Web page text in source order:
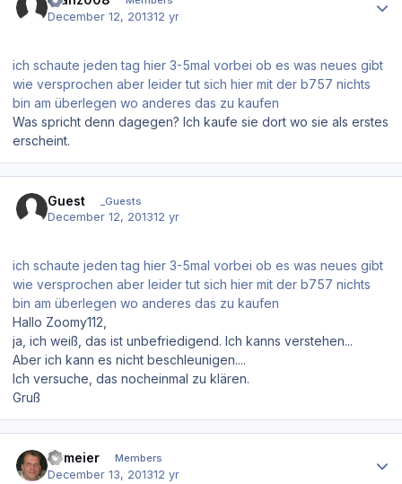
December 12, 201312 yr
ich schaute jeden tag hier 3-5mal vorbei ob es was neues gibt
wie versprochen aber leider tut sich hier mit der b757 nichts
bin am überlegen wo anderes das zu kaufen
Was spricht denn dagegen? Ich kaufe sie dort wo sie als erstes
erscheint.
Guest _Guests
December 12, 201312 yr
ich schaute jeden tag hier 3-5mal vorbei ob es was neues gibt
wie versprochen aber leider tut sich hier mit der b757 nichts
bin am überlegen wo anderes das zu kaufen
Hallo Zoomy112,
ja, ich weiß, das ist unbefriedigend. Ich kanns verstehen...
Aber ich kann es nicht beschleunigen....
Ich versuche, das nocheinmal zu klären.
Gruß
fwmeier Members
December 13, 201312 yr